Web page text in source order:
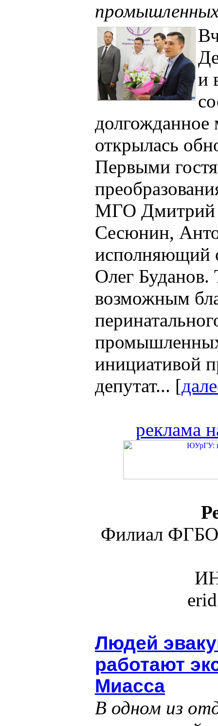
и
открылась
Первыми
МГО Дмитрий
Сесюнин,
исполняющий
Олег Буданов.
возможным
инициативой
депутат... [
реклама
Филиал
Людей
работают
Миасса
В одном из